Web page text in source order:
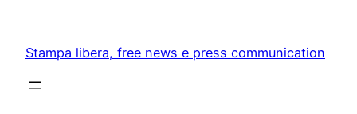
content
Stampa libera, free news e press communication